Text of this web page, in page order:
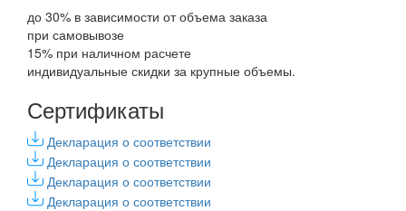
до 30% в зависимости от объема заказа
при самовывозе
15% при наличном расчете
индивидуальные скидки за крупные объемы.
Сертификаты
Декларация о соответствии
Декларация о соответствии
Декларация о соответствии
Декларация о соответствии